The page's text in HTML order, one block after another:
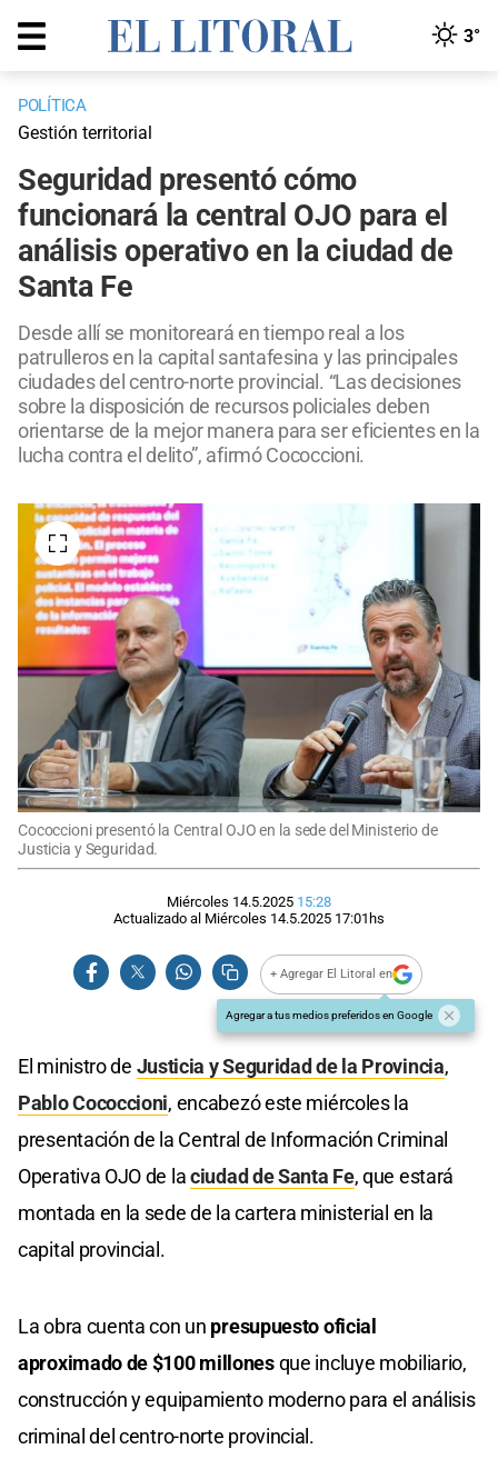
3°
POLÍTICA
Gestión territorial
Seguridad presentó cómo
funcionará la central OJO para el
análisis operativo en la ciudad de
Santa Fe
Desde allí se monitoreará en tiempo real a los
patrulleros en la capital santafesina y las principales
ciudades del centro-norte provincial. “Las decisiones
sobre la disposición de recursos policiales deben
orientarse de la mejor manera para ser eficientes en la
lucha contra el delito”, afirmó Cococcioni.
Cococcioni presentó la Central OJO en la sede del Ministerio de
Justicia y Seguridad.
Miércoles 14.5.2025 15:28
Actualizado al Miércoles 14.5.2025 17:01hs
+ Agregar El Litoral en
Agregar a tus medios preferidos en Google
El ministro de Justicia y Seguridad de la Provincia,
Pablo Cococcioni, encabezó este miércoles la
presentación de la Central de Información Criminal
Operativa OJO de laciudad de Santa Fe, que estará
montada en la sede de la cartera ministerial en la
capital provincial.
La obra cuenta con un presupuesto oficial
aproximado de $100 millonesque incluye mobiliario,
construcción y equipamiento moderno para el análisis
criminal del centro-norte provincial.